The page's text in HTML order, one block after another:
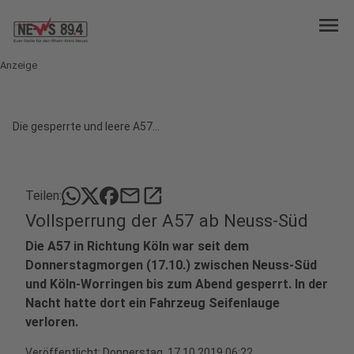
menu
Anzeige
Die gesperrte und leere A57...
Teilen: mailopen_in_new
Vollsperrung der A57 ab Neuss-Süd
Die A57 in Richtung Köln war seit dem
Donnerstagmorgen (17.10.) zwischen Neuss-Süd
und Köln-Worringen bis zum Abend gesperrt. In der
Nacht hatte dort ein Fahrzeug Seifenlauge
verloren.